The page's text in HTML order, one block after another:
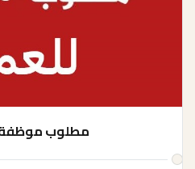
مطلوب موظفة